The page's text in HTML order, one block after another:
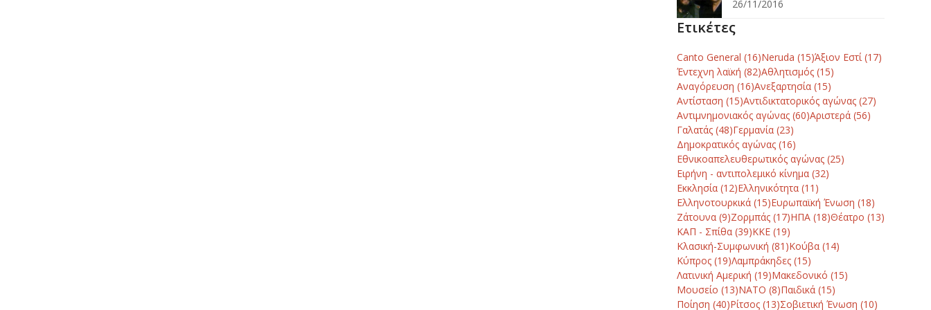
26/11/2016
Ετικέτες
Canto General (16)Neruda (15)Άξιον Εστί(17)
Έντεχνη λαϊκή (82)Αθλητισμός(15)
Αναγόρευση (16)Ανεξαρτησία(15)
Αντίσταση (15)Αντιδικτατορικός αγώνας(27)
Αντιμνημονιακός αγώνας(60)Αριστερά(56)
Γαλατάς(48)Γερμανία(23)
Δημοκρατικός αγώνας(16)
Εθνικοαπελευθερωτικός αγώνας(25)
Ειρήνη - αντιπολεμικό κίνημα(32)
Εκκλησία(12)Ελληνικότητα(11)
Ελληνοτουρκικά(15)Ευρωπαϊκή Ένωση (18)
Ζάτουνα(9)Ζορμπάς(17)ΗΠΑ(18)Θέατρο (13)
ΚΑΠ - Σπίθα(39)ΚΚΕ(19)
Κλασική-Συμφωνική (81)Κούβα(14)
Κύπρος(19)Λαμπράκηδες(15)
Λατινική Αμερική (19)Μακεδονικό (15)
Μουσείο (13)ΝΑΤΟ (8)Παιδικά(15)
Ποίηση (40)Ρίτσος(13)Σοβιετική Ένωση (10)